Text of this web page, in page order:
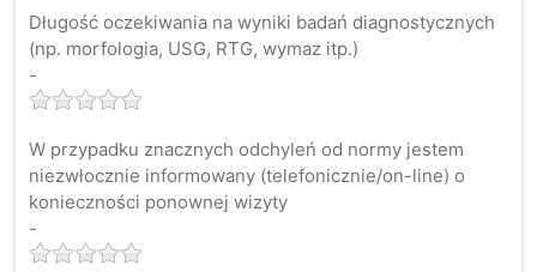
Długość oczekiwania na wyniki badań diagnostycznych
(np. morfologia, USG, RTG, wymaz itp.)
-
W przypadku znacznych odchyleń od normy jestem
niezwłocznie informowany (telefonicznie/on-line) o
konieczności ponownej wizyty
-